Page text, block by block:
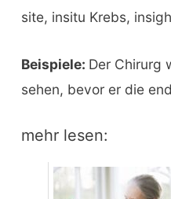
site, insitu Krebs,
Beispiele: Der Chirurg
sehen, bevor er die
mehr lesen: